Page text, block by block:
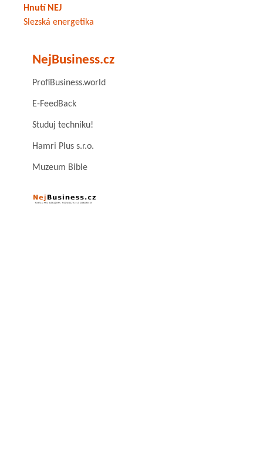
Hnutí NEJ
Slezská energetika
NejBusiness.cz
ProfiBusiness.world
E-FeedBack
Studuj techniku!
Hamri Plus s.r.o.
Muzeum Bible